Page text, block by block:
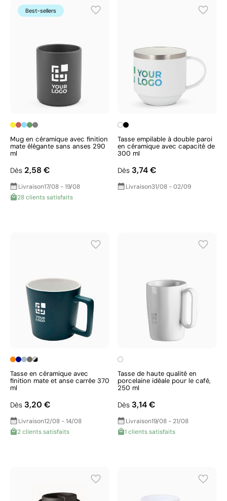
Best-sellers
Mug en céramique avec finition
mate élégante sans anses 290
ml
Dès 2,58 €
Livraison17/08 - 19/08
28 clients satisfaits
Tasse empilable à double paroi
en céramique avec capacité de
300 ml
Dès 3,74 €
Livraison31/08 - 02/09
Tasse en céramique avec
finition mate et anse carrée 370
ml
Dès 3,20 €
Livraison12/08 - 14/08
2 clients satisfaits
Tasse de haute qualité en
porcelaine idéale pour le café,
250 ml
Dès 3,14 €
Livraison19/08 - 21/08
1 clients satisfaits